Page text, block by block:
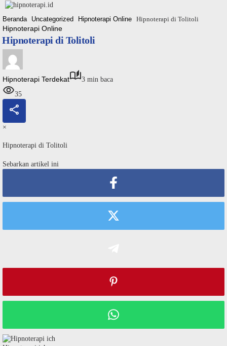
Langsung
konten
Beranda Uncategorized Hipnoterapi Online Hipnoterapi di Tolitoli
Hipnoterapi Online
Hipnoterapi di Tolitoli
Hipnoterapi Terdekat
3 min baca
35
×
Hipnoterapi di Tolitoli
Sebarkan artikel ini